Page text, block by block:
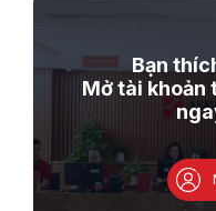
Bạn
Mở tài khoản